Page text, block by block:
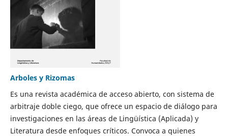
Arboles y Rizomas
Es una revista académica de acceso abierto, con sistema de
arbitraje doble ciego, que ofrece un espacio de diálogo para
investigaciones en las áreas de Lingüística (Aplicada) y
Literatura desde enfoques críticos. Convoca a quienes